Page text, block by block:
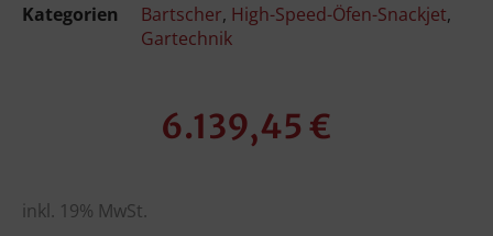
Kategorien
Bartscher, High-Speed-Öfen-Snackjet,
Gartechnik
6.139,45 €
inkl. 19% MwSt.